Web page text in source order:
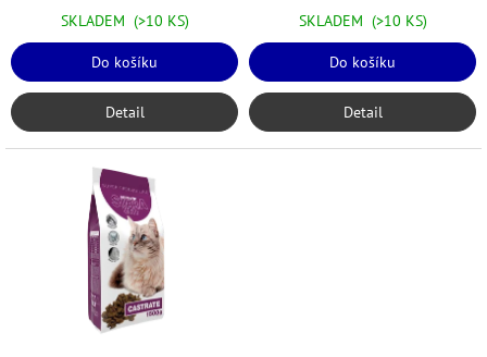
SKLADEM (>10 KS)
Do košíku
Detail
SKLADEM (>10 KS)
Do košíku
Detail